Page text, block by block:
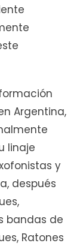
Argentina,
linaje
y
después
bandas de
Ratones